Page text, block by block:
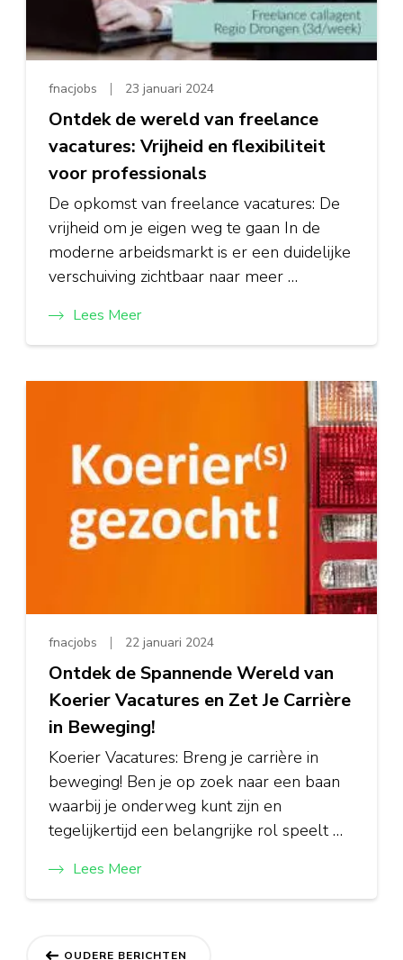
fnacjobs 23 januari 2024
Ontdek de wereld van freelance
vacatures: Vrijheid en flexibiliteit
voor professionals
De opkomst van freelance vacatures: De
vrijheid om je eigen weg te gaan In de
moderne arbeidsmarkt is er een duidelijke
verschuiving zichtbaar naar meer …
Lees Meer
fnacjobs 22 januari 2024
Ontdek de Spannende Wereld van
Koerier Vacatures en Zet Je Carrière
in Beweging!
Koerier Vacatures: Breng je carrière in
beweging! Ben je op zoek naar een baan
waarbij je onderweg kunt zijn en
tegelijkertijd een belangrijke rol speelt …
Lees Meer
Berichtnavigatie
OUDERE BERICHTEN